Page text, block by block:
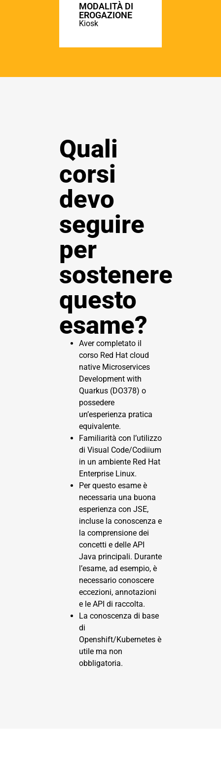
MODALITÀ DI
EROGAZIONE
Kiosk
Quali
corsi
devo
seguire
per
sostenere
questo
esame?
Aver completato il
corso Red Hat cloud
native Microservices
Development with
Quarkus (DO378) o
possedere
un’esperienza pratica
equivalente.
Familiarità con l’utilizzo
di Visual Code/Codiium
in un ambiente Red Hat
Enterprise Linux.
Per questo esame è
necessaria una buona
esperienza con JSE,
incluse la conoscenza e
la comprensione dei
concetti e delle API
Java principali. Durante
l’esame, ad esempio, è
necessario conoscere
eccezioni, annotazioni
e le API di raccolta.
La conoscenza di base
di
Openshift/Kubernetes è
utile ma non
obbligatoria.